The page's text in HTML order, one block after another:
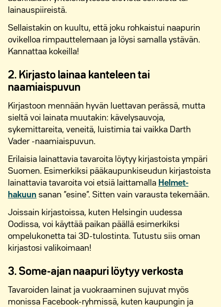
lainauspiireistä.
Sellaistakin on kuultu, että joku rohkaistui naapurin
ovikelloa rimpauttelemaan ja löysi samalla ystävän.
Kannattaa kokeilla!
2. Kirjasto lainaa kanteleen tai
naamiaispuvun
Kirjastoon mennään hyvän luettavan perässä, mutta
sieltä voi lainata muutakin: kävelysauvoja,
sykemittareita, veneitä, luistimia tai vaikka Darth
Vader -naamiaispuvun.
Erilaisia lainattavia tavaroita löytyy kirjastoista ympäri
Suomen. Esimerkiksi pääkaupunkiseudun kirjastoista
lainattavia tavaroita voi etsiä laittamalla Helmet-
hakuun sanan ”esine”. Sitten vain varausta tekemään.
Joissain kirjastoissa, kuten Helsingin uudessa
Oodissa, voi käyttää paikan päällä esimerkiksi
ompelukonetta tai 3D-tulostinta. Tutustu siis oman
kirjastosi valikoimaan!
3. Some-ajan naapuri löytyy verkosta
Tavaroiden lainat ja vuokraaminen sujuvat myös
monissa Facebook-ryhmissä, kuten kaupungin ja